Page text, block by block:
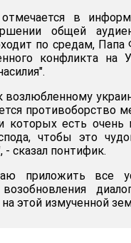
в
общей
по средам,
конфликта на
противоборство
которых есть очень
чтобы это
- сказал понтифик.
приложить все
этой измученной